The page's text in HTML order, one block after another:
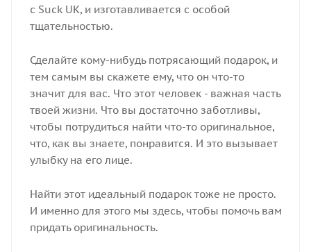
с Suck UK, и изготавливается с особой
тщательностью.
Сделайте кому-нибудь потрясающий подарок, и
тем самым вы скажете ему, что он что-то
значит для вас. Что этот человек - важная часть
твоей жизни. Что вы достаточно заботливы,
чтобы потрудиться найти что-то оригинальное,
что, как вы знаете, понравится. И это вызывает
улыбку на его лице.
Найти этот идеальный подарок тоже не просто.
И именно для этого мы здесь, чтобы помочь вам
придать оригинальность.